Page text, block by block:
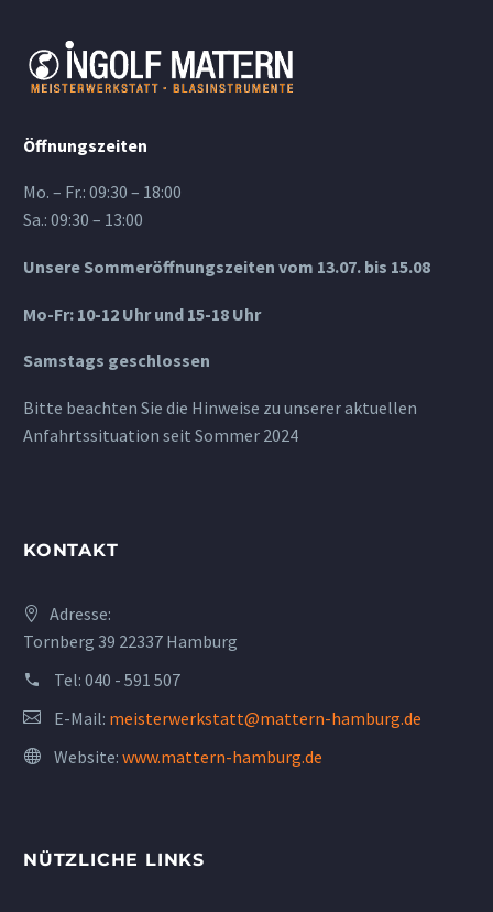
Öffnungszeiten
Mo. – Fr.: 09:30 – 18:00
Sa.: 09:30 – 13:00
Unsere Sommeröffnungszeiten vom 13.07. bis 15.08
Mo-Fr: 10-12 Uhr und 15-18 Uhr
Samstags geschlossen
Bitte beachten Sie die Hinweise zu unserer aktuellen
Anfahrtssituation seit Sommer 2024
KONTAKT
Adresse:
Tornberg 39 22337 Hamburg
Tel: 040 - 591 507
E-Mail: meisterwerkstatt@mattern-hamburg.de
Website: www.mattern-hamburg.de
NÜTZLICHE LINKS